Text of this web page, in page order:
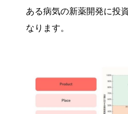
ある病気の新薬開発に投
なります。